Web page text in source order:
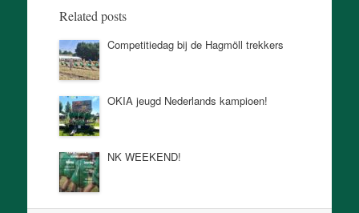
Related posts
Competitiedag bij de Hagmöll trekkers
OKIA jeugd Nederlands kampioen!
NK WEEKEND!